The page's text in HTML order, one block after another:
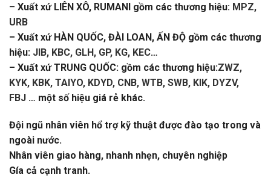
– Xuất xứ LIÊN XÔ, RUMANI gồm các thương hiệu: MPZ,
URB
– Xuất xứ HÀN QUỐC, ĐÀI LOAN, ẤN ĐỘ gồm các thương
hiệu: JIB, KBC, GLH, GP, KG, KEC…
– Xuất xứ TRUNG QUỐC: gồm các thương hiệu:ZWZ,
KYK, KBK, TAIYO, KDYD, CNB, WTB, SWB, KIK, DYZV,
FBJ … một số hiệu giá rẻ khác.
Đội ngũ nhân viên hổ trợ kỹ thuật được đào tạo trong và
ngoài nước.
Nhân viên giao hàng, nhanh nhẹn, chuyên nghiệp
Gía cả cạnh tranh.